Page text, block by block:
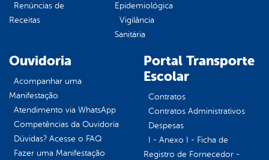
Renúncias de
Receitas
Epidemiológica
Vigilância
Sanitária
Ouvidoria
Acompanhar uma
Manifestação
Atendimento via WhatsApp
Competências da Ouvidoria
Dúvidas? Acesse o FAQ
Fazer uma Manifestação
Portal Transporte
Escolar
Contratos
Contratos Administrativos
Despesas
I - Anexo I - Ficha de
Registro de Fornecedor -